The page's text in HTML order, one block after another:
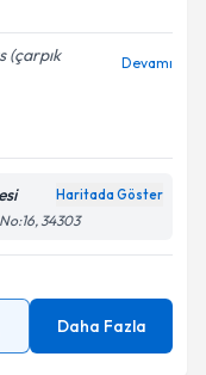
(çarpık
Devamı
Haritada Göster
34303
Daha Fazla